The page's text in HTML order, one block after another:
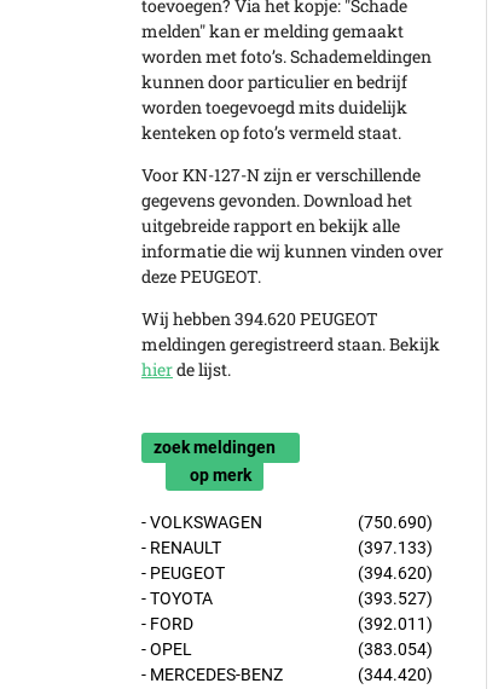
toevoegen? Via het kopje: "Schade
melden" kan er melding gemaakt
worden met foto’s. Schademeldingen
kunnen door particulier en bedrijf
worden toegevoegd mits duidelijk
kenteken op foto’s vermeld staat.
Voor KN-127-N zijn er verschillende
gegevens gevonden. Download het
uitgebreide rapport en bekijk alle
informatie die wij kunnen vinden over
deze PEUGEOT.
Wij hebben 394.620 PEUGEOT
meldingen geregistreerd staan. Bekijk
hierde lijst.
zoek meldingen
op merk
- VOLKSWAGEN
(750.690)
- RENAULT
(397.133)
- PEUGEOT
(394.620)
- TOYOTA
(393.527)
- FORD
(392.011)
- OPEL
(383.054)
- MERCEDES-BENZ
(344.420)